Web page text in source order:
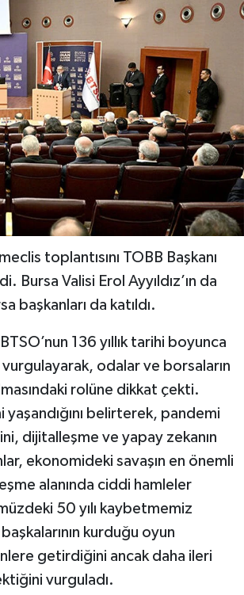
toplantısını TOBB Başkanı
Bursa Valisi Erol Ayyıldız’ın da
başkanları da katıldı.
136 yıllık tarihi boyunca
vurgulayarak, odalar ve borsaların
rolüne dikkat çekti.
belirterek, pandemi
dijitalleşme ve yapay zekanın
ekonomideki savaşın en önemli
alanında ciddi hamleler
50 yılı kaybetmemiz
kurduğu oyun
getirdiğini ancak daha ileri
vurguladı.